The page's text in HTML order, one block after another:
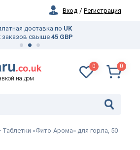
Вход / Регистрация
доставка по UK
заказов свыше 45 GBP
на дом
0 0
Таблетки «Фито-Арома» для горла, 50